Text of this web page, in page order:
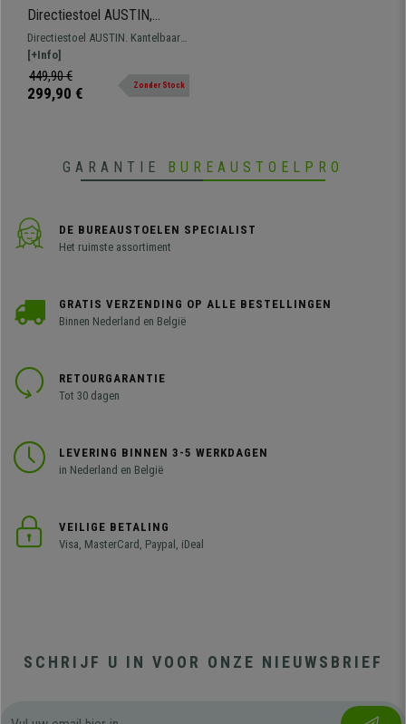
Directiestoel AUSTIN,
Kantelbaar, Uitschuifbare
Voetensteun, in Lichtgrijze
Stof
Directiestoel AUSTIN. Kantelbaar
met uitschuifbare voetensteun,
gemaakt van hoogwaardige
materialen met stoffen bekleding,
[+Info]
449,90 €
299,90 € Zonder Stock
GARANTIE BUREAUSTOELPRO
DE BUREAUSTOELEN SPECIALIST
Het ruimste assortiment
GRATIS VERZENDING OP ALLE BESTELLINGEN
Binnen Nederland en België
RETOURGARANTIE
Tot 30 dagen
LEVERING BINNEN 3-5 WERKDAGEN
in Nederland en België
VEILIGE BETALING
Visa, MasterCard, Paypal, iDeal
SCHRIJF U IN VOOR ONZE NIEUWSBRIEF